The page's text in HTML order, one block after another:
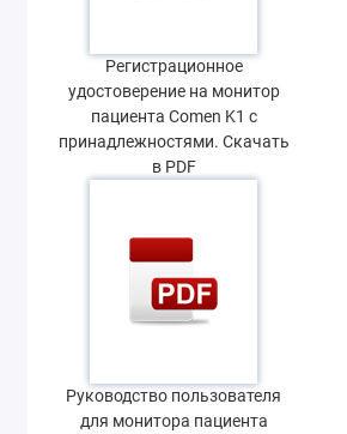
Регистрационное
удостоверение на монитор
пациента Comen K1 с
принадлежностями. Скачать
в PDF
Руководство пользователя
для монитора пациента